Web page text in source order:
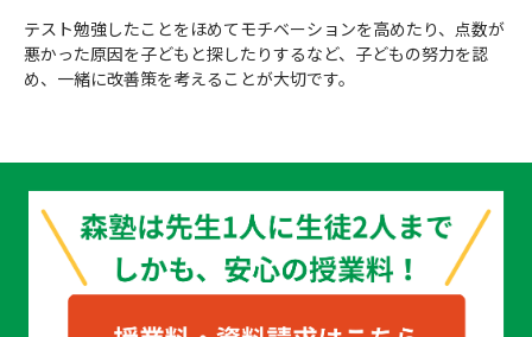
テスト勉強したことをほめてモチベーションを高めたり、点数が
悪かった原因を子どもと探したりするなど、子どもの努力を認
め、一緒に改善策を考えることが大切です。